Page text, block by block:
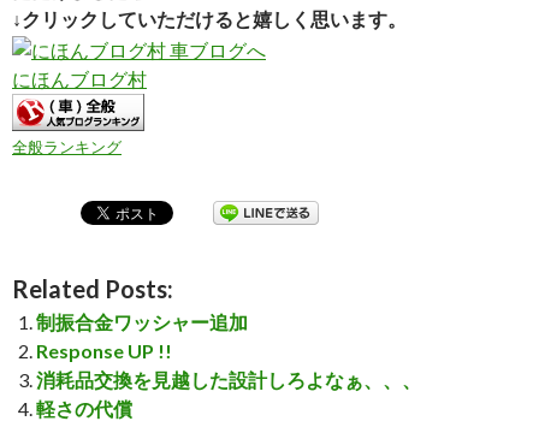
↓クリックしていただけると嬉しく思います。
にほんブログ村
全般ランキング
Related Posts:
制振合金ワッシャー追加
Response UP !!
消耗品交換を見越した設計しろよなぁ、、、
軽さの代償